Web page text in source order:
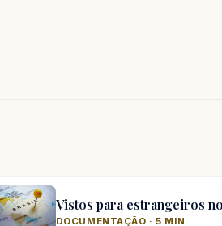
Vistos para estrangeiros
DOCUMENTAÇÃO · 5 MIN